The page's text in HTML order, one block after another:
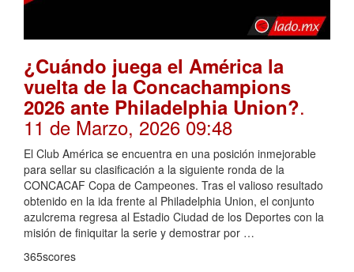
¿Cuándo juega el América la
vuelta de la Concachampions
2026 ante Philadelphia Union?.
11 de Marzo, 2026 09:48
El Club América se encuentra en una posición inmejorable
para sellar su clasificación a la siguiente ronda de la
CONCACAF Copa de Campeones. Tras el valioso resultado
obtenido en la ida frente al Philadelphia Union, el conjunto
azulcrema regresa al Estadio Ciudad de los Deportes con la
misión de finiquitar la serie y demostrar por …
365scores